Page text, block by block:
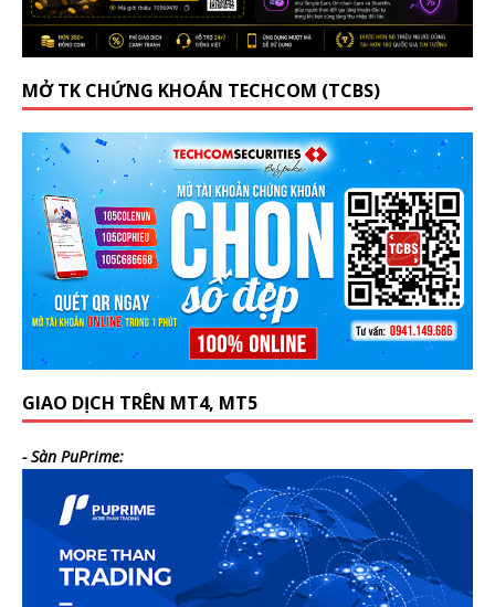
MỞ TK CHỨNG KHOÁN TECHCOM (TCBS)
GIAO DỊCH TRÊN MT4, MT5
- Sàn PuPrime: